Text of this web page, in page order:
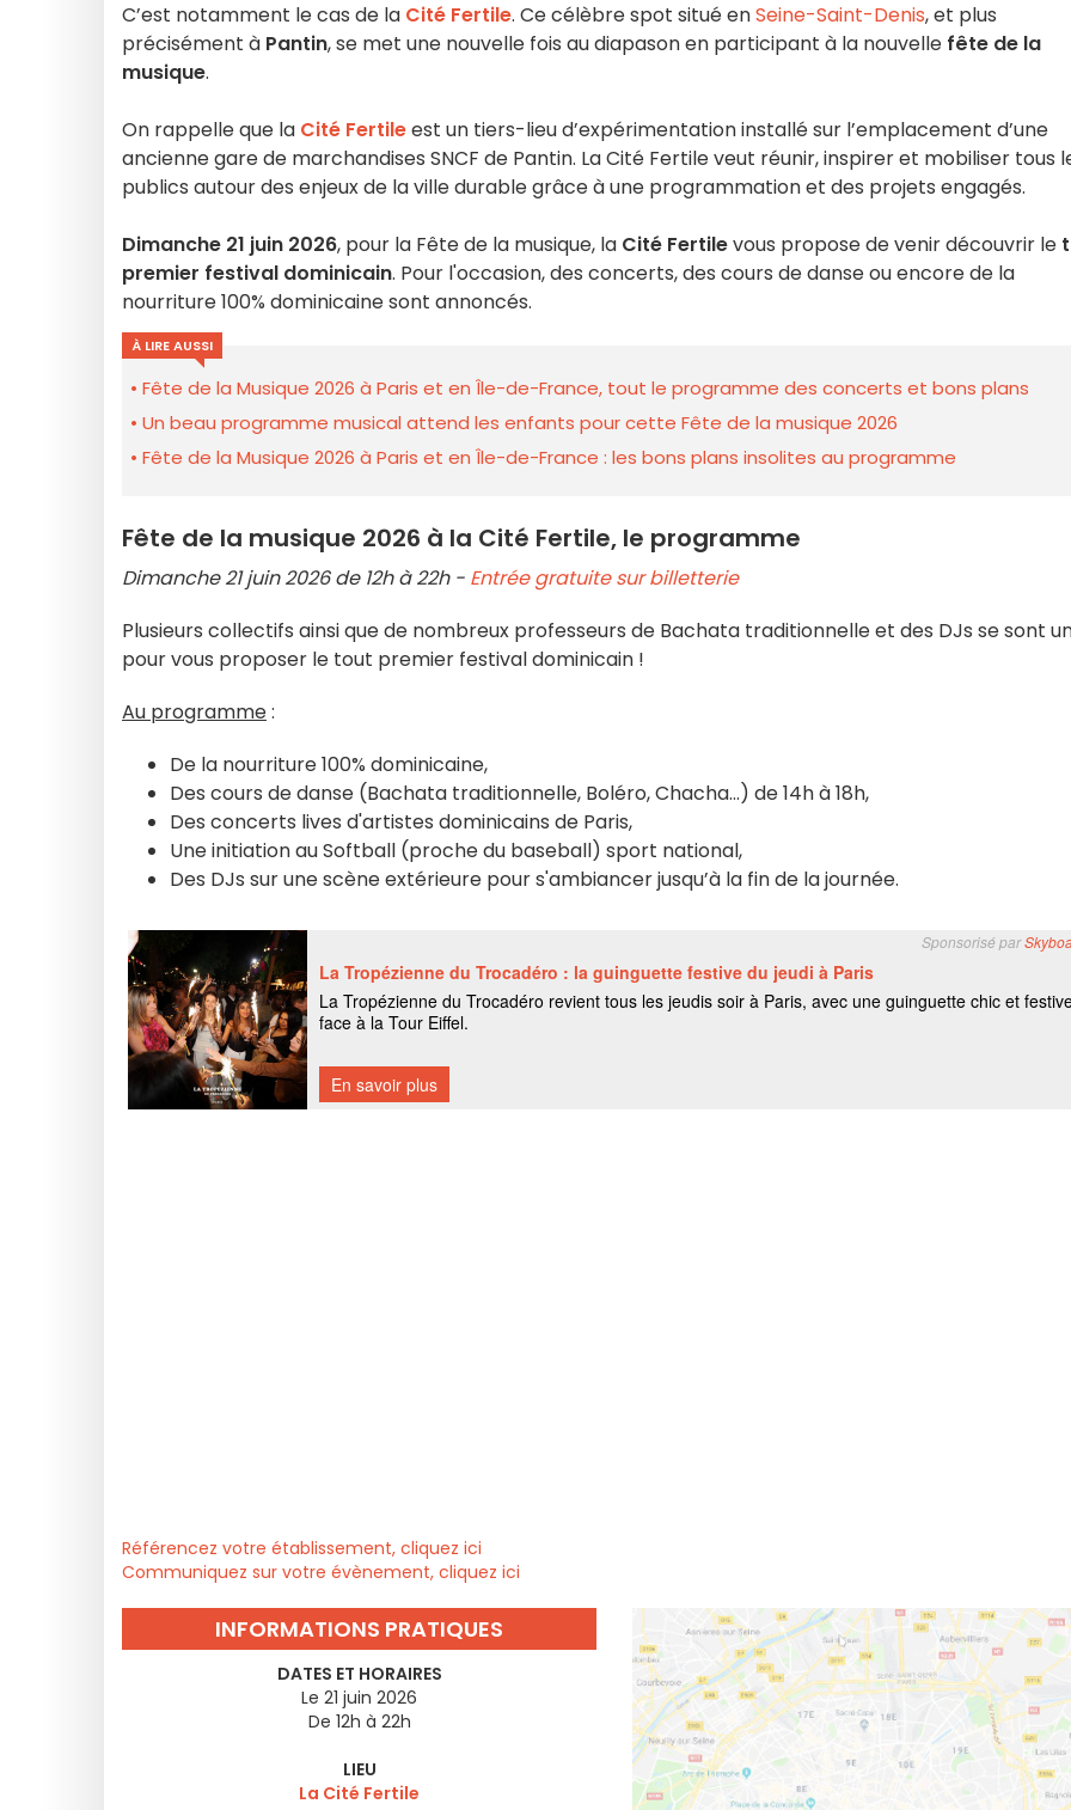
C’est notamment le cas de la Cité Fertile. Ce célèbre spot situé enSeine-Saint-Denis, et plus
précisément à Pantin, se met une nouvelle fois au diapason en participant à la nouvelle fête de la
musique.
On rappelle que la Cité Fertileest un tiers-lieu d’expérimentation installé sur l’emplacement d’une
ancienne gare de marchandises SNCF de Pantin. La Cité Fertile veut réunir, inspirer et mobiliser tous
publics autour des enjeux de la ville durable grâce à une programmation et des projets engagés.
Dimanche 21 juin 2026, pour la Fête de la musique, la Cité Fertilevous propose de venir découvrir le
premier festival dominicain. Pour l'occasion, des concerts, des cours de danse ou encore de la
nourriture 100% dominicaine sont annoncés.
À LIRE AUSSI
Fête de la Musique 2026 à Paris et en Île-de-France, tout le programme des concerts et bons plans
Un beau programme musical attend les enfants pour cette Fête de la musique 2026
Fête de la Musique 2026 à Paris et en Île-de-France : les bons plans insolites au programme
Fête de la musique 2026 à la Cité Fertile, le programme
Dimanche 21 juin 2026 de 12h à 22h - Entrée gratuite sur billetterie
Plusieurs collectifs ainsi que de nombreux professeurs de Bachata traditionnelle et des DJs se sont
pour vous proposer le tout premier festival dominicain !
Au programme:
De la nourriture 100% dominicaine,
Des cours de danse (Bachata traditionnelle, Boléro, Chacha...) de 14h à 18h,
Des concerts lives d'artistes dominicains de Paris,
Une initiation au Softball (proche du baseball) sport national,
Des DJs sur une scène extérieure pour s'ambiancer jusqu’à la fin de la journée.
Référencez votre établissement, cliquez ici
Communiquez sur votre évènement, cliquez ici
INFORMATIONS PRATIQUES
DATES ET HORAIRES
Le 21 juin 2026
De 12h à 22h
LIEU
La Cité Fertile